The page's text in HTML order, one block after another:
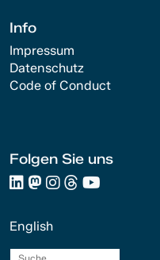
Info
Impressum
Datenschutz
Code of Conduct
Folgen Sie uns
English